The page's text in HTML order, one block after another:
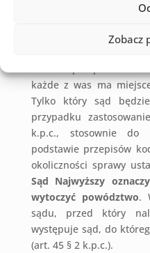
Zobacz
chcecie rozwieść się
każde z was ma
Tylko który sąd będzie
przypadku
k.p.c., stosownie
podstawie przepisów
okoliczności sprawy
Sąd Najwyższy
wytoczyć powództwo.
sądu, przed który
występuje sąd, do
(art. 45 § 2 k.p.c.).